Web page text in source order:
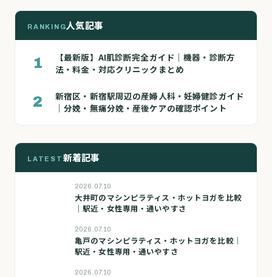
RANKING人気記事
1
【最新版】AI肌診断完全ガイド｜機器・診断方
法・料金・対応クリニックまとめ
2
新宿区・新宿駅周辺の産婦人科・妊婦健診ガイド
｜分娩・無痛分娩・産後ケアの確認ポイント
LATEST 新着記事
2026.07.10
大井町のマシンピラティス・ホットヨガを比較
｜駅近・女性専用・通いやすさ
2026.07.10
亀戸のマシンピラティス・ホットヨガを比較｜
駅近・女性専用・通いやすさ
2026.07.10